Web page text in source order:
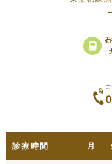
診療時間 月